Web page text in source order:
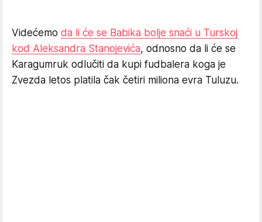
Videćemo da li će se Babika bolje snaći u Turskoj
kod Aleksandra Stanojevića, odnosno da li će se
Karagumruk odlučiti da kupi fudbalera koga je
Zvezda letos platila čak četiri miliona evra Tuluzu.